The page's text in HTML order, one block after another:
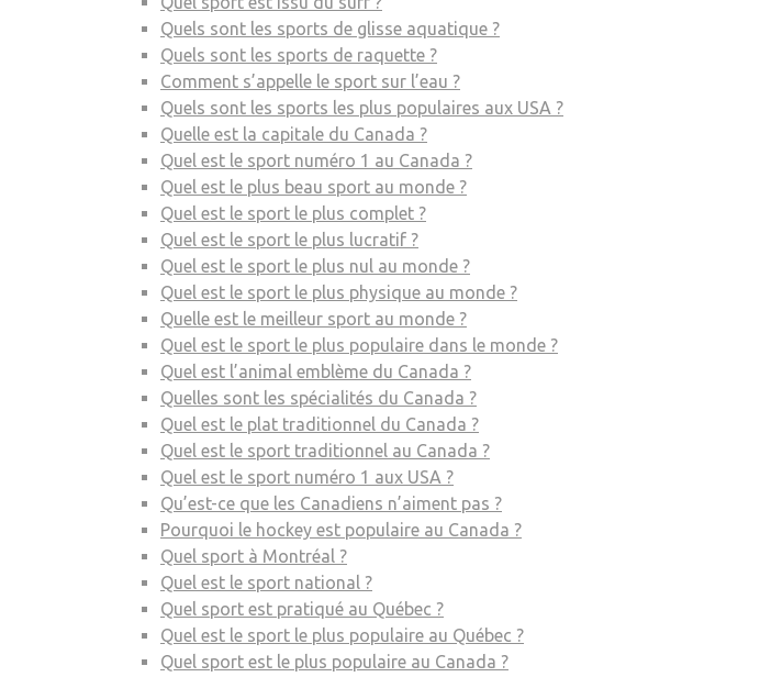
Quels sont les sports de glisse aquatique ?
Quels sont les sports de raquette ?
Comment s’appelle le sport sur l’eau ?
Quels sont les sports les plus populaires aux USA ?
Quelle est la capitale du Canada ?
Quel est le sport numéro 1 au Canada ?
Quel est le plus beau sport au monde ?
Quel est le sport le plus complet ?
Quel est le sport le plus lucratif ?
Quel est le sport le plus nul au monde ?
Quel est le sport le plus physique au monde ?
Quelle est le meilleur sport au monde ?
Quel est le sport le plus populaire dans le monde ?
Quel est l’animal emblème du Canada ?
Quelles sont les spécialités du Canada ?
Quel est le plat traditionnel du Canada ?
Quel est le sport traditionnel au Canada ?
Quel est le sport numéro 1 aux USA ?
Qu’est-ce que les Canadiens n’aiment pas ?
Pourquoi le hockey est populaire au Canada ?
Quel sport à Montréal ?
Quel est le sport national ?
Quel sport est pratiqué au Québec ?
Quel est le sport le plus populaire au Québec ?
Quel sport est le plus populaire au Canada ?